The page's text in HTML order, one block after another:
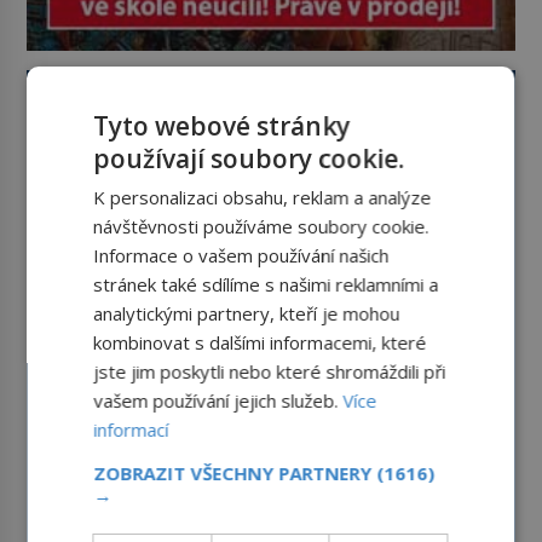
Tyto webové stránky
používají soubory cookie.
K personalizaci obsahu, reklam a analýze
návštěvnosti používáme soubory cookie.
Informace o vašem používání našich
stránek také sdílíme s našimi reklamními a
analytickými partnery, kteří je mohou
kombinovat s dalšími informacemi, které
jste jim poskytli nebo které shromáždili při
vašem používání jejich služeb.Více
informací
ZOBRAZIT VŠECHNY PARTNERY (1616)
→